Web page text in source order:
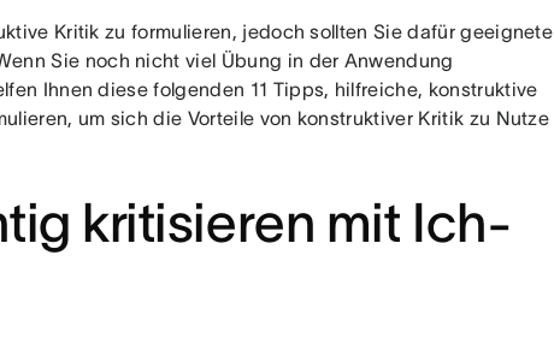
Kritik zu formulieren, jedoch sollten Sie dafür geeignete
Sie noch nicht viel Übung in der Anwendung
Ihnen diese folgenden 11 Tipps, hilfreiche, konstruktive
um sich die Vorteile von konstruktiver Kritik zu Nutze
kritisieren mit Ich-